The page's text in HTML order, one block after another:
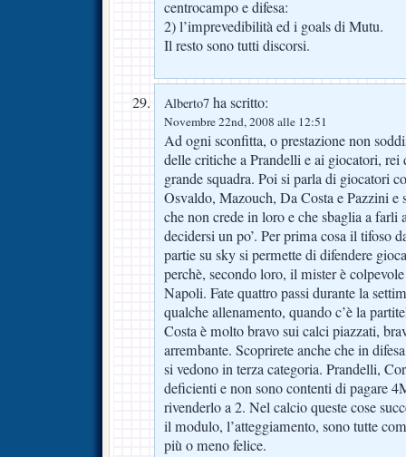
centrocampo e difesa:
2) l’imprevedibilità ed i goals di Mutu.
Il resto sono tutti discorsi.
Alberto7 ha scritto:
Novembre 22nd, 2008 alle 12:51
Ad ogni sconfitta, o prestazione non
delle critiche a Prandelli e ai giocatori,
grande squadra. Poi si parla di giocatori
Osvaldo, Mazouch, Da Costa e Pazzini e
che non crede in loro e che sbaglia a farli
decidersi un po’. Per prima cosa il tifoso
partie su sky si permette di difendere
perchè, secondo loro, il mister è
Napoli. Fate quattro passi durante la
qualche allenamento, quando c’è la
Costa è molto bravo sui calci piazzati,
arrembante. Scoprirete anche che in
si vedono in terza categoria. Prandelli,
deficienti e non sono contenti di pagare
rivenderlo a 2. Nel calcio queste cose
il modulo, l’atteggiamento, sono tutte
più o meno felice.